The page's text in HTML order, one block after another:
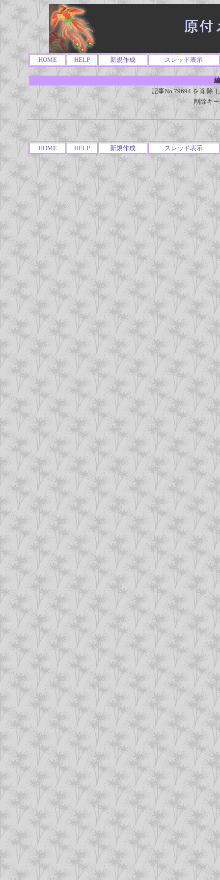
HOME HELP 新規作成 スレッド表示
記事No.79694 を 削除
削除キ
HOME HELP 新規作成 スレッド表示